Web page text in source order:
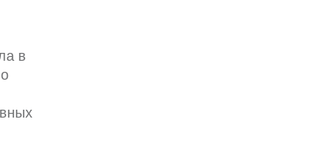
в